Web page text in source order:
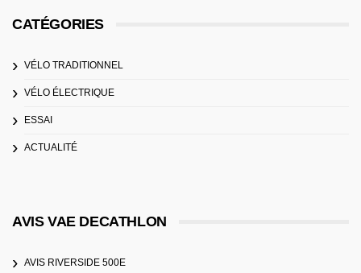
CATÉGORIES
VÉLO TRADITIONNEL
VÉLO ÉLECTRIQUE
ESSAI
ACTUALITÉ
AVIS VAE DECATHLON
AVIS RIVERSIDE 500E